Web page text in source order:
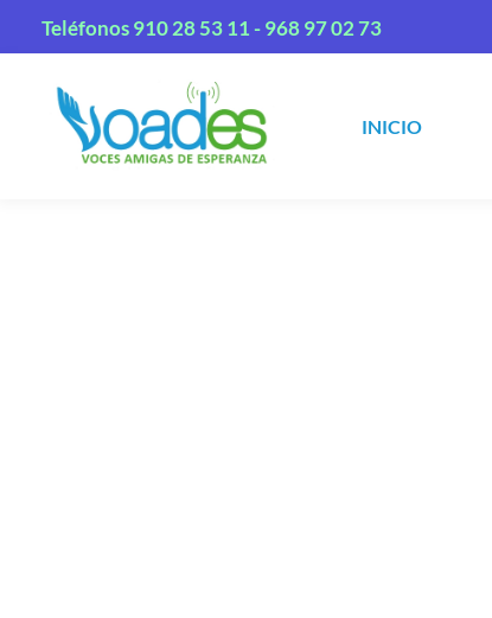
Teléfonos910 28 53 11 -968 97 02 73
INICIO